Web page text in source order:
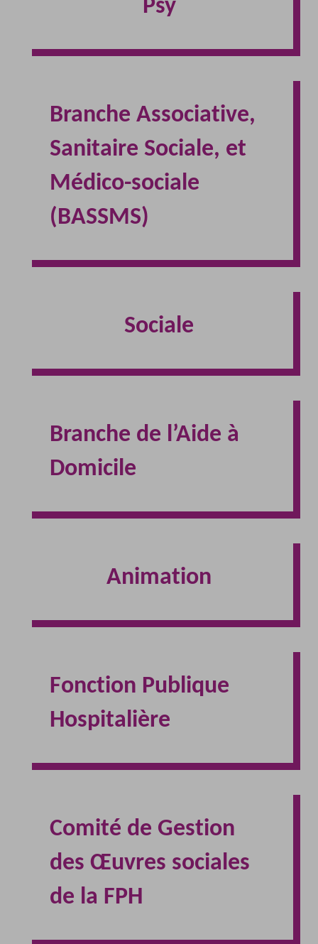
Psy
Branche Associative,
Sanitaire Sociale, et
Médico-sociale
(BASSMS)
Sociale
Branche de l’Aide à
Domicile
Animation
Fonction Publique
Hospitalière
Comité de Gestion
des Œuvres sociales
de la FPH